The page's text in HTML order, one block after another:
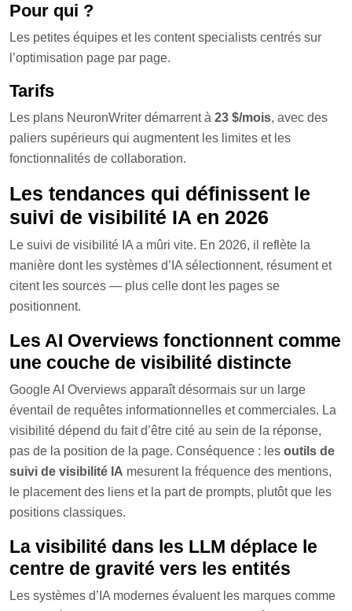
Pour qui ?
Les petites équipes et les content specialists centrés sur
l’optimisation page par page.
Tarifs
Les plans NeuronWriter démarrent à 23 $/mois, avec des
paliers supérieurs qui augmentent les limites et les
fonctionnalités de collaboration.
Les tendances qui définissent le
suivi de visibilité IA en 2026
Le suivi de visibilité IA a mûri vite. En 2026, il reflète la
manière dont les systèmes d’IA sélectionnent, résument et
citent les sources — plus celle dont les pages se
positionnent.
Les AI Overviews fonctionnent comme
une couche de visibilité distincte
Google AI Overviews apparaît désormais sur un large
éventail de requêtes informationnelles et commerciales. La
visibilité dépend du fait d’être cité au sein de la réponse,
pas de la position de la page. Conséquence : les outils de
suivi de visibilité IA mesurent la fréquence des mentions,
le placement des liens et la part de prompts, plutôt que les
positions classiques.
La visibilité dans les LLM déplace le
centre de gravité vers les entités
Les systèmes d’IA modernes évaluent les marques comme